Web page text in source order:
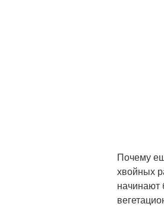
Почему
хвойных
начинают